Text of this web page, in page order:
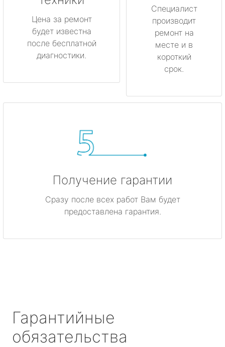
Цена за ремонт
будет известна
после бесплатной
диагностики.
Специалист
производит
ремонт на
месте и в
короткий
срок.
Получение гарантии
Сразу после всех работ Вам будет
предоставлена гарантия.
Гарантийные
обязательства